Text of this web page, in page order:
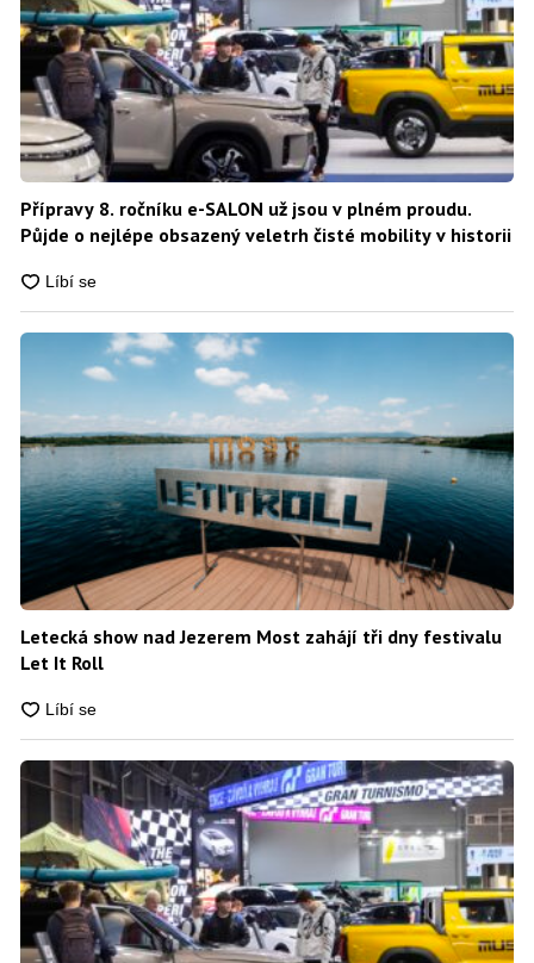
Přípravy 8. ročníku e-SALON už jsou v plném proudu.
Půjde o nejlépe obsazený veletrh čisté mobility v historii
Letecká show nad Jezerem Most zahájí tři dny festivalu
Let It Roll